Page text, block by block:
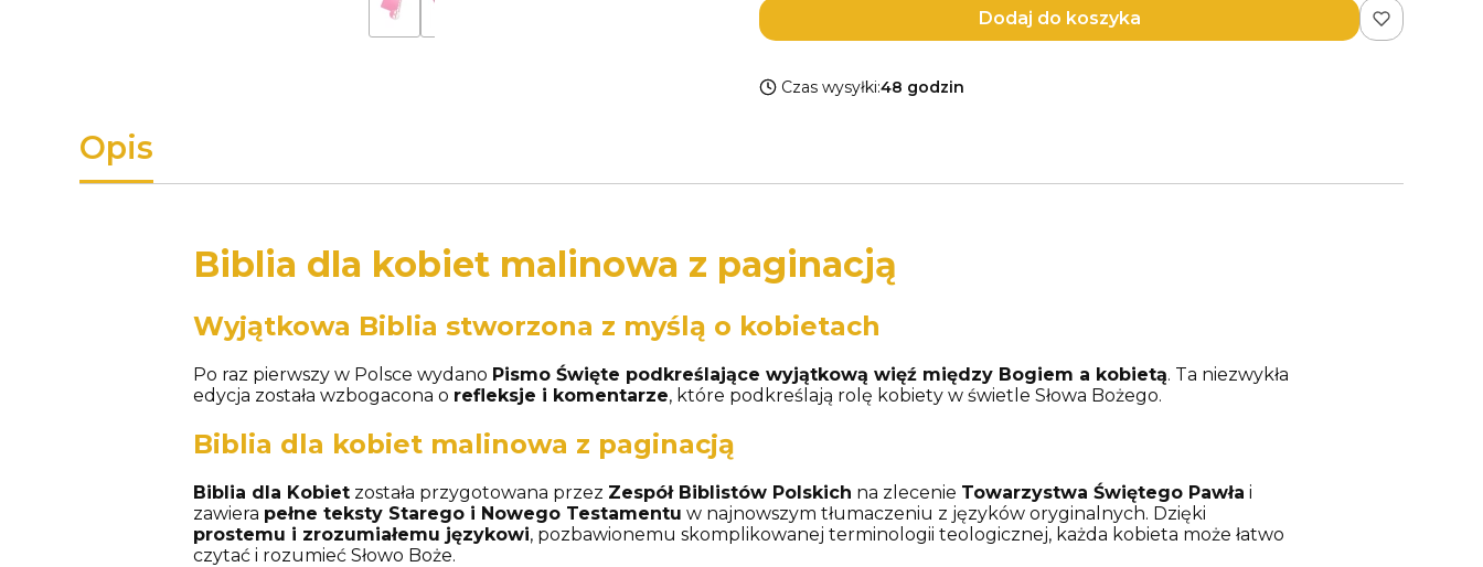
Dodaj do koszyka
Czas wysyłki:48 godzin
Opis
Biblia dla kobiet malinowa z paginacją
Wyjątkowa Biblia stworzona z myślą o kobietach
Po raz pierwszy w Polsce wydano Pismo Święte podkreślające wyjątkową więź między Bogiem a kobietą. Ta niezwykła
edycja została wzbogacona o refleksje i komentarze, które podkreślają rolę kobiety w świetle Słowa Bożego.
Biblia dla kobiet malinowa z paginacją
Biblia dla Kobietzostała przygotowana przez Zespół Biblistów Polskich na zlecenie Towarzystwa Świętego Pawła i
zawiera pełne teksty Starego i Nowego Testamentu w najnowszym tłumaczeniu z języków oryginalnych. Dzięki
prostemu i zrozumiałemu językowi, pozbawionemu skomplikowanej terminologii teologicznej, każda kobieta może łatwo
czytać i rozumieć Słowo Boże.